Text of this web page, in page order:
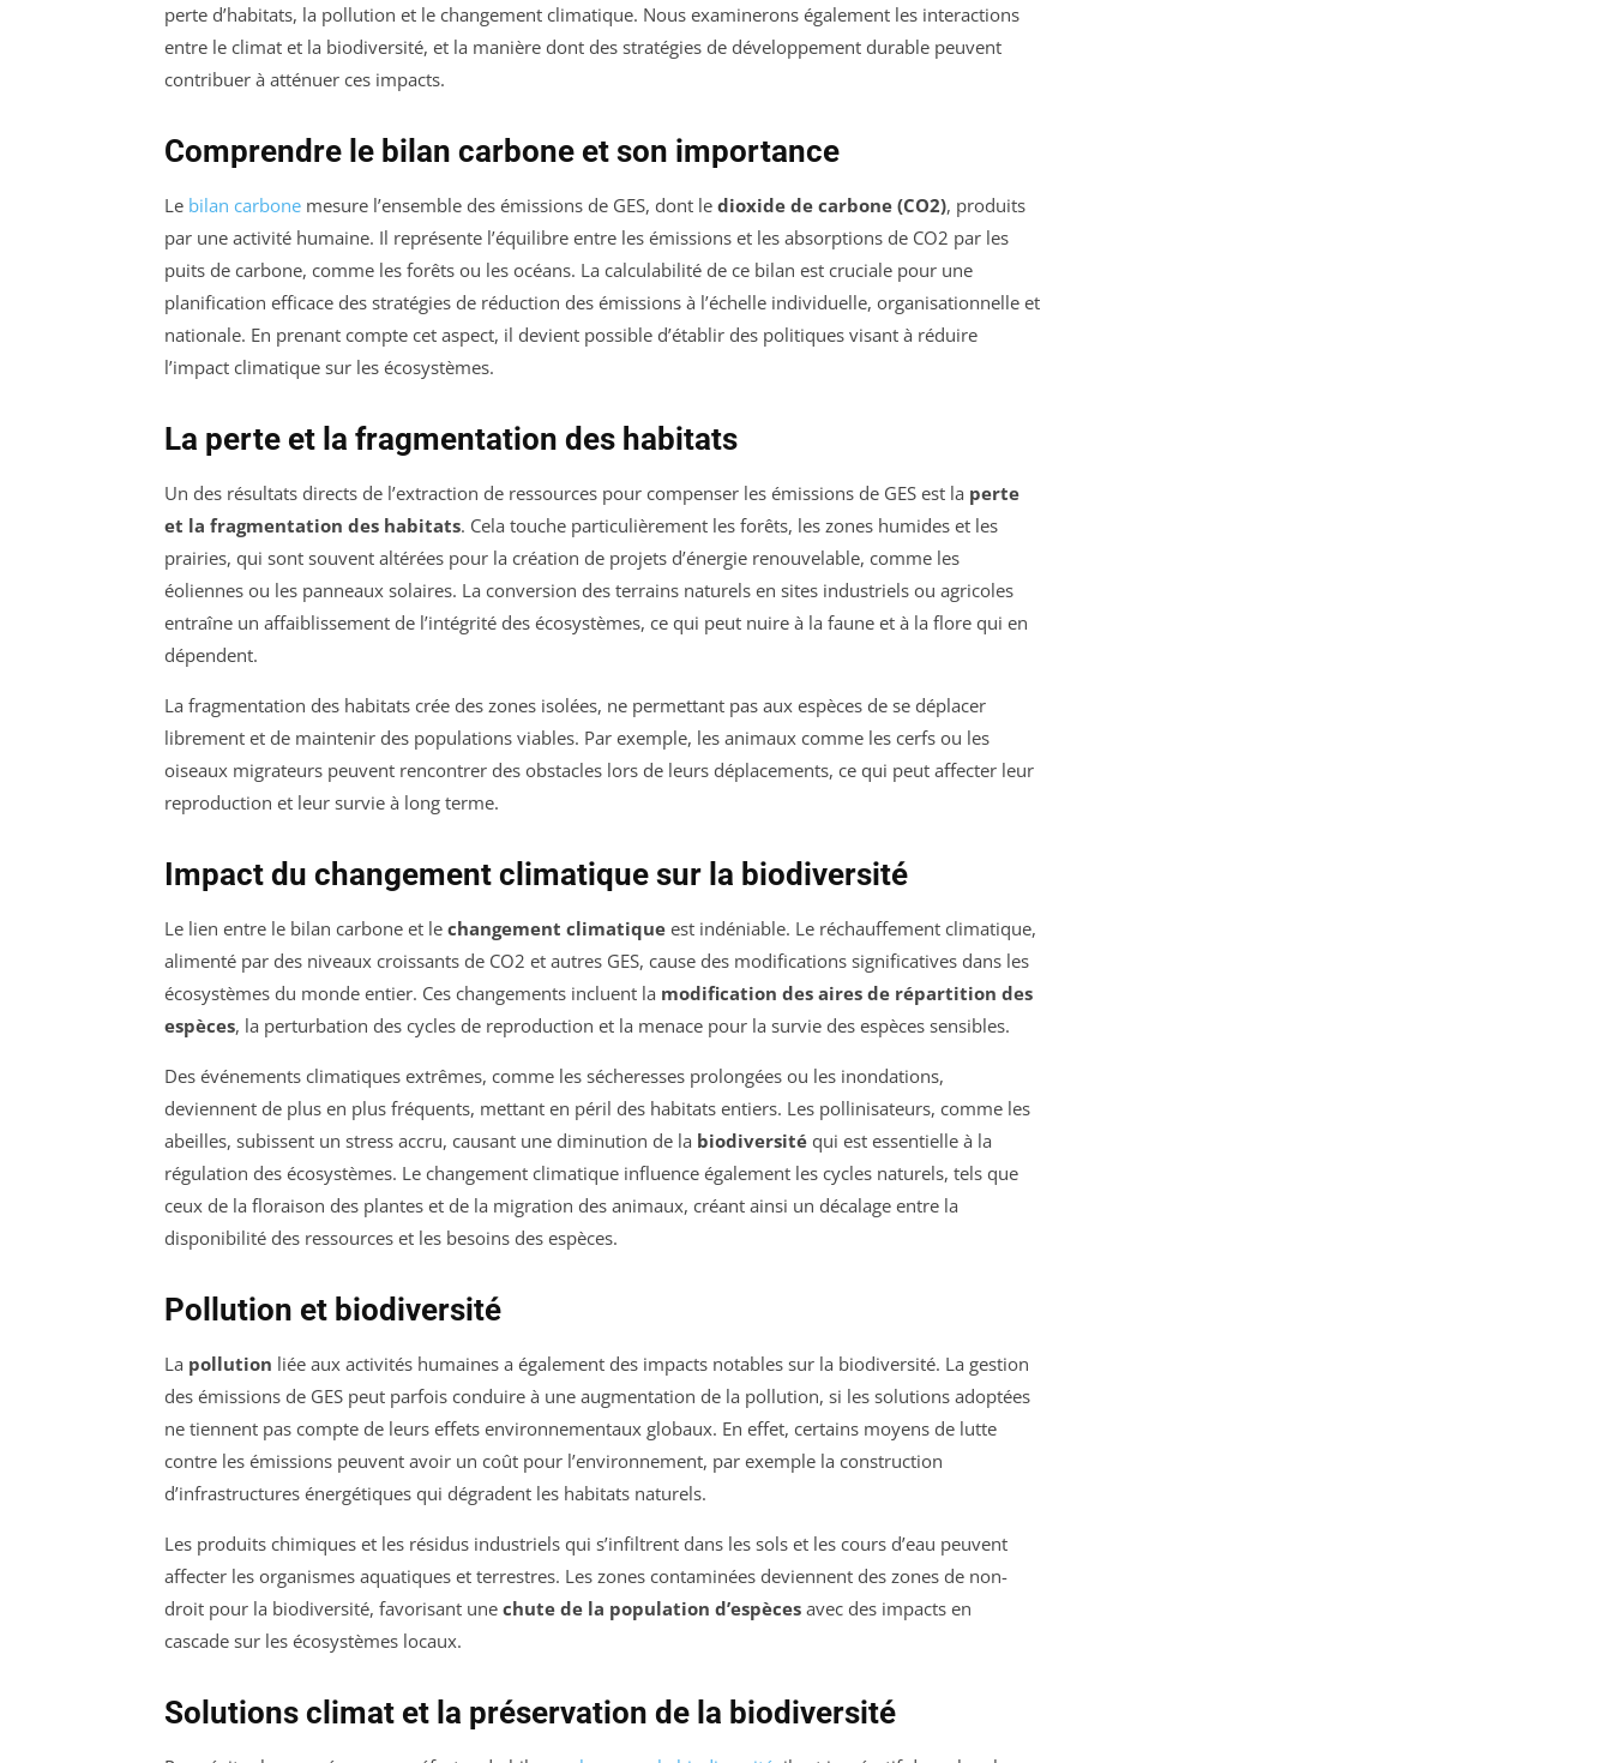
perte d’habitats, la pollution et le changement climatique. Nous examinerons également les interactions
entre le climat et la biodiversité, et la manière dont des stratégies de développement durable peuvent
contribuer à atténuer ces impacts.
Comprendre le bilan carbone et son importance
Le bilan carbone mesure l’ensemble des émissions de GES, dont le dioxide de carbone (CO2), produits
par une activité humaine. Il représente l’équilibre entre les émissions et les absorptions de CO2 par les
puits de carbone, comme les forêts ou les océans. La calculabilité de ce bilan est cruciale pour une
planification efficace des stratégies de réduction des émissions à l’échelle individuelle, organisationnelle et
nationale. En prenant compte cet aspect, il devient possible d’établir des politiques visant à réduire
l’impact climatique sur les écosystèmes.
La perte et la fragmentation des habitats
Un des résultats directs de l’extraction de ressources pour compenser les émissions de GES est la perte
et la fragmentation des habitats. Cela touche particulièrement les forêts, les zones humides et les
prairies, qui sont souvent altérées pour la création de projets d’énergie renouvelable, comme les
éoliennes ou les panneaux solaires. La conversion des terrains naturels en sites industriels ou agricoles
entraîne un affaiblissement de l’intégrité des écosystèmes, ce qui peut nuire à la faune et à la flore qui en
dépendent.
La fragmentation des habitats crée des zones isolées, ne permettant pas aux espèces de se déplacer
librement et de maintenir des populations viables. Par exemple, les animaux comme les cerfs ou les
oiseaux migrateurs peuvent rencontrer des obstacles lors de leurs déplacements, ce qui peut affecter leur
reproduction et leur survie à long terme.
Impact du changement climatique sur la biodiversité
Le lien entre le bilan carbone et le changement climatique est indéniable. Le réchauffement climatique,
alimenté par des niveaux croissants de CO2 et autres GES, cause des modifications significatives dans les
écosystèmes du monde entier. Ces changements incluent la modification des aires de répartition des
espèces, la perturbation des cycles de reproduction et la menace pour la survie des espèces sensibles.
Des événements climatiques extrêmes, comme les sécheresses prolongées ou les inondations,
deviennent de plus en plus fréquents, mettant en péril des habitats entiers. Les pollinisateurs, comme les
abeilles, subissent un stress accru, causant une diminution de la biodiversité qui est essentielle à la
régulation des écosystèmes. Le changement climatique influence également les cycles naturels, tels que
ceux de la floraison des plantes et de la migration des animaux, créant ainsi un décalage entre la
disponibilité des ressources et les besoins des espèces.
Pollution et biodiversité
La pollution liée aux activités humaines a également des impacts notables sur la biodiversité. La gestion
des émissions de GES peut parfois conduire à une augmentation de la pollution, si les solutions adoptées
ne tiennent pas compte de leurs effets environnementaux globaux. En effet, certains moyens de lutte
contre les émissions peuvent avoir un coût pour l’environnement, par exemple la construction
d’infrastructures énergétiques qui dégradent les habitats naturels.
Les produits chimiques et les résidus industriels qui s’infiltrent dans les sols et les cours d’eau peuvent
affecter les organismes aquatiques et terrestres. Les zones contaminées deviennent des zones de non-
droit pour la biodiversité, favorisant une chute de la population d’espèces avec des impacts en
cascade sur les écosystèmes locaux.
Solutions climat et la préservation de la biodiversité